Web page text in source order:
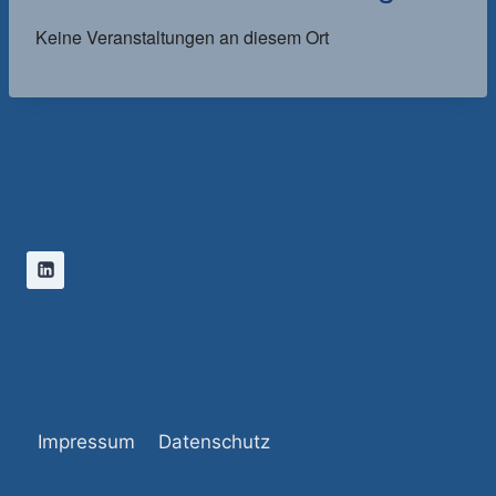
Keine Veranstaltungen an diesem Ort
Impressum Datenschutz